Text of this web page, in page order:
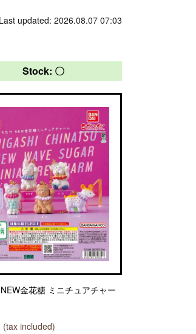
Last updated: 2026.08.07 07:03
Stock: 〇
金花糖 ミニチュアチャー
(tax included)